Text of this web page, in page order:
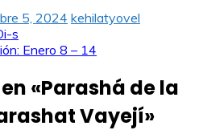
5, 2024 kehilatyovel
s
Enero 8 – 14
«Parashá de la
Vayejí»